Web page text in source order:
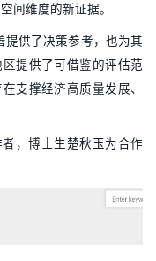
间维度的新证据。
提供了决策参考，也为其
提供了可借鉴的评估范
支撑经济高质量发展、
，博士生楚秋玉为合作